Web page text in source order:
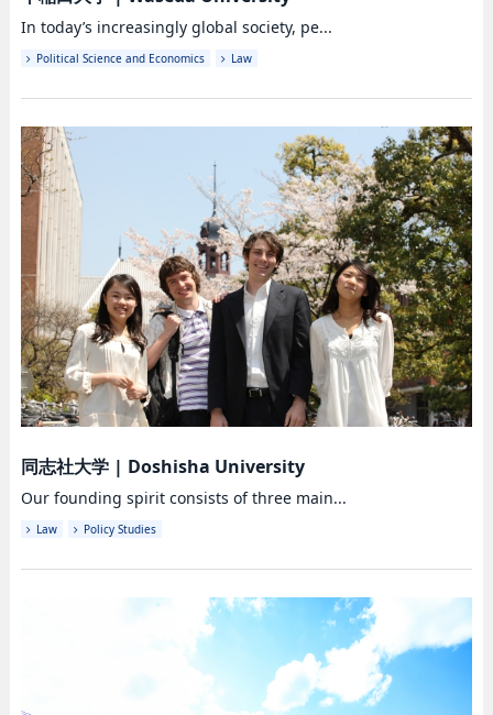
In today’s increasingly global society, pe...
Political Science and Economics Law
同志社大学| Doshisha University
Our founding spirit consists of three main...
Law Policy Studies